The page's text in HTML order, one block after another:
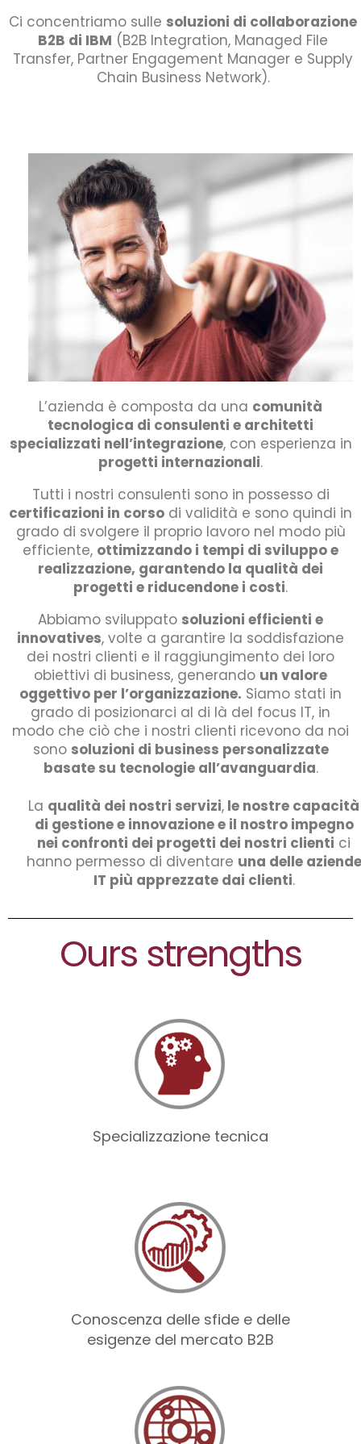
Ci concentriamo sulle soluzioni di collaborazione
B2B di IBM (B2B Integration, Managed File
Transfer, Partner Engagement Manager e Supply
Chain Business Network).
L’azienda è composta da una comunità
tecnologica di consulenti e architetti
specializzati nell’integrazione, con esperienza in
progetti internazionali.
Tutti i nostri consulenti sono in possesso di
certificazioni in corso di validità e sono quindi in
grado di svolgere il proprio lavoro nel modo più
efficiente, ottimizzando i tempi di sviluppo e
realizzazione, garantendo la qualità dei
progetti e riducendone i costi.
Abbiamo sviluppato soluzioni efficienti e
innovatives, volte a garantire la soddisfazione
dei nostri clienti e il raggiungimento dei loro
obiettivi di business, generando un valore
oggettivo per l’organizzazione. Siamo stati in
grado di posizionarci al di là del focus IT, in
modo che ciò che i nostri clienti ricevono da noi
sono soluzioni di business personalizzate
basate su tecnologie all’avanguardia.
La qualità dei nostri servizi, le nostre capacità
di gestione e innovazione e il nostro impegno
nei confronti dei progetti dei nostri clienti ci
hanno permesso di diventare una delle aziende
IT più apprezzate dai clienti.
Ours strengths
Specializzazione tecnica
Conoscenza delle sfide e delle
esigenze del mercato B2B